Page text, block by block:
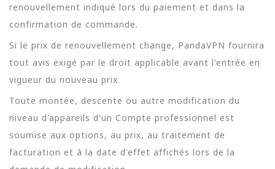
renouvellement indiqué lors du paiement et dans la
confirmation de commande.
Si le prix de renouvellement change, PandaVPN fournira
tout avis exigé par le droit applicable avant l'entrée en
vigueur du nouveau prix.
Toute montée, descente ou autre modification du
niveau d'appareils d'un Compte professionnel est
soumise aux options, au prix, au traitement de
facturation et à la date d'effet affichés lors de la